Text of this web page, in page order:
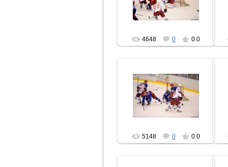
hcbrest
4648 0 0.0
06.02.2010
hcbrest
5148 0 0.0